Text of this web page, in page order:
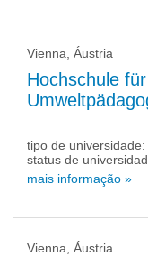
Vienna, Áustria
Hochschule
tipo de universidade:
status de
mais informação »
Vienna, Áustria